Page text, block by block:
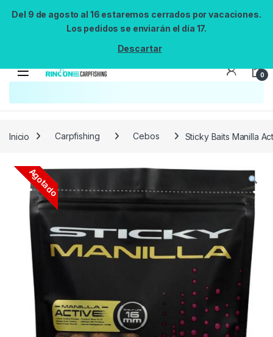
Del 9 de agosto al 16 estaremos cerrados por vacaciones.
Los pedidos se enviarán el día 17.
Descartar
0
No se pudo cargar el widget de búsqueda.
Sticky Baits Manilla
Agotado